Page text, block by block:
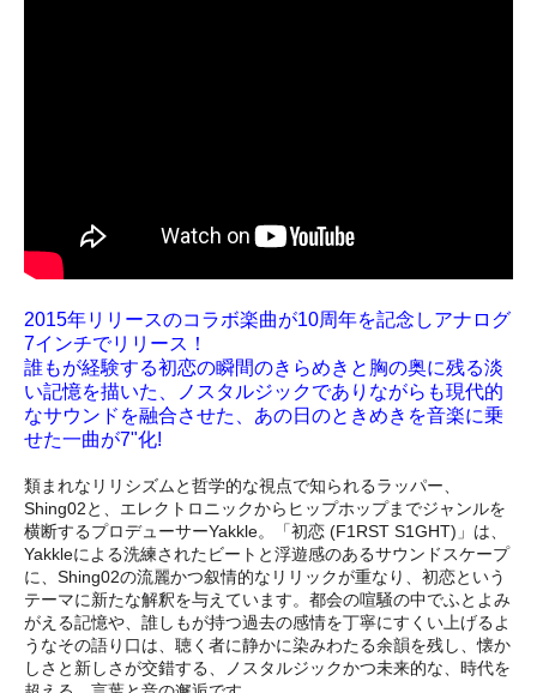
2015年リリースのコラボ楽曲が10周年を記念しアナログ
7インチでリリース！
誰もが経験する初恋の瞬間のきらめきと胸の奥に残る淡
い記憶を描いた、ノスタルジックでありながらも現代的
なサウンドを融合させた、あの日のときめきを音楽に乗
せた一曲が7"化!
類まれなリリシズムと哲学的な視点で知られるラッパー、
Shing02と、エレクトロニックからヒップホップまでジャンルを
横断するプロデューサーYakkle。「初恋 (F1RST S1GHT)」は、
Yakkleによる洗練されたビートと浮遊感のあるサウンドスケープ
に、Shing02の流麗かつ叙情的なリリックが重なり、初恋という
テーマに新たな解釈を与えています。都会の喧騒の中でふとよみ
がえる記憶や、誰しもが持つ過去の感情を丁寧にすくい上げるよ
うなその語り口は、聴く者に静かに染みわたる余韻を残し、懐か
しさと新しさが交錯する、ノスタルジックかつ未来的な、時代を